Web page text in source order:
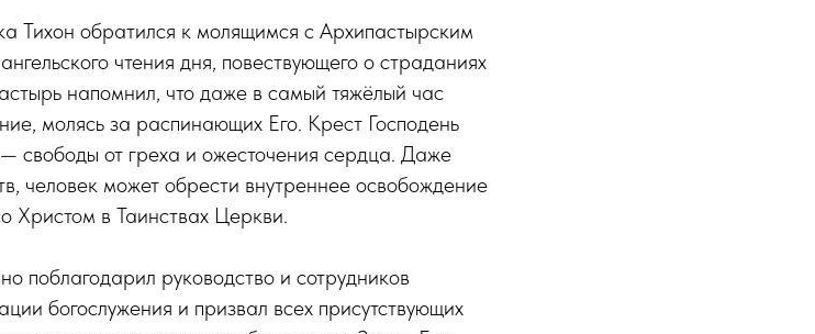
Тихон обратился к молящимся с Архипастырским
чтения дня, повествующего о страданиях
напомнил, что даже в самый тяжёлый час
молясь за распинающих Его. Крест Господень
свободы от греха и ожесточения сердца. Даже
человек может обрести внутреннее освобождение
Христом в Таинствах Церкви.
поблагодарил руководство и сотрудников
богослужения и призвал всех присутствующих